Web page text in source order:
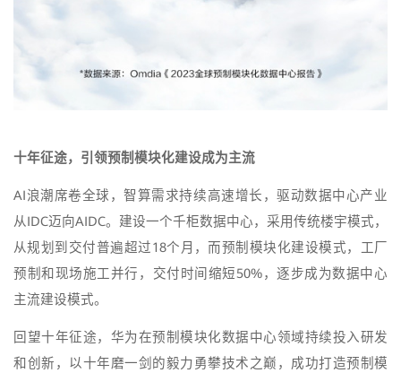
十年征途，引领预制模块化建设成为主流
AI浪潮席卷全球，智算需求持续高速增长，驱动数据中心产业
从IDC迈向AIDC。建设一个千柜数据中心，采用传统楼宇模式，
从规划到交付普遍超过18个月，而预制模块化建设模式，工厂
预制和现场施工并行，交付时间缩短50%，逐步成为数据中心
主流建设模式。
回望十年征途，华为在预制模块化数据中心领域持续投入研发
和创新，以十年磨一剑的毅力勇攀技术之巅，成功打造预制模